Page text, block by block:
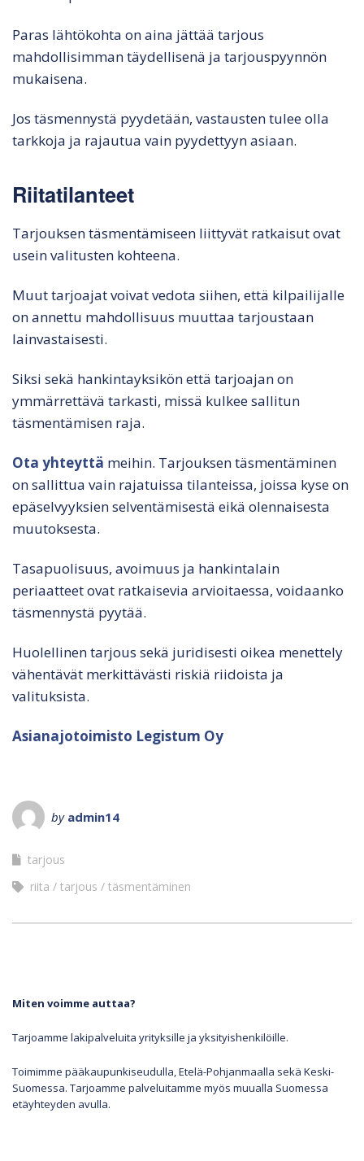
Paras lähtökohta on aina jättää tarjous
mahdollisimman täydellisenä ja tarjouspyynnön
mukaisena.
Jos täsmennystä pyydetään, vastausten tulee olla
tarkkoja ja rajautua vain pyydettyyn asiaan.
Riitatilanteet
Tarjouksen täsmentämiseen liittyvät ratkaisut ovat
usein valitusten kohteena.
Muut tarjoajat voivat vedota siihen, että kilpailijalle
on annettu mahdollisuus muuttaa tarjoustaan
lainvastaisesti.
Siksi sekä hankintayksikön että tarjoajan on
ymmärrettävä tarkasti, missä kulkee sallitun
täsmentämisen raja.
Ota yhteyttä meihin. Tarjouksen täsmentäminen
on sallittua vain rajatuissa tilanteissa, joissa kyse on
epäselvyyksien selventämisestä eikä olennaisesta
muutoksesta.
Tasapuolisuus, avoimuus ja hankintalain
periaatteet ovat ratkaisevia arvioitaessa, voidaanko
täsmennystä pyytää.
Huolellinen tarjous sekä juridisesti oikea menettely
vähentävät merkittävästi riskiä riidoista ja
valituksista.
Asianajotoimisto Legistum Oy
by admin14
tarjous
riita
tarjous täsmentäminen
Miten voimme auttaa?
Tarjoamme lakipalveluita yrityksille ja yksityishenkilöille.
Toimimme pääkaupunkiseudulla, Etelä-Pohjanmaalla sekä Keski-
Suomessa. Tarjoamme palveluitamme myös muualla Suomessa
etäyhteyden avulla.